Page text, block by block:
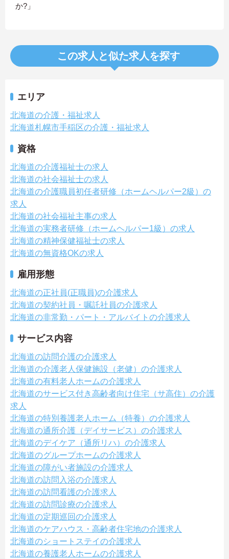
か?」
この求人と似た求人を探す
エリア
北海道の介護・福祉求人
北海道札幌市手稲区の介護・福祉求人
資格
北海道の介護福祉士の求人
北海道の社会福祉士の求人
北海道の介護職員初任者研修（ホームヘルパー2級）の
求人
北海道の社会福祉主事の求人
北海道の実務者研修（ホームヘルパー1級）の求人
北海道の精神保健福祉士の求人
北海道の無資格OKの求人
雇用形態
北海道の正社員(正職員)の介護求人
北海道の契約社員・嘱託社員の介護求人
北海道の非常勤・パート・アルバイトの介護求人
サービス内容
北海道の訪問介護の介護求人
北海道の介護老人保健施設（老健）の介護求人
北海道の有料老人ホームの介護求人
北海道のサービス付き高齢者向け住宅（サ高住）の介護
求人
北海道の特別養護老人ホーム（特養）の介護求人
北海道の通所介護（デイサービス）の介護求人
北海道のデイケア（通所リハ）の介護求人
北海道のグループホームの介護求人
北海道の障がい者施設の介護求人
北海道の訪問入浴の介護求人
北海道の訪問看護の介護求人
北海道の訪問診療の介護求人
北海道の定期巡回の介護求人
北海道のケアハウス・高齢者住宅地の介護求人
北海道のショートステイの介護求人
北海道の養護老人ホームの介護求人